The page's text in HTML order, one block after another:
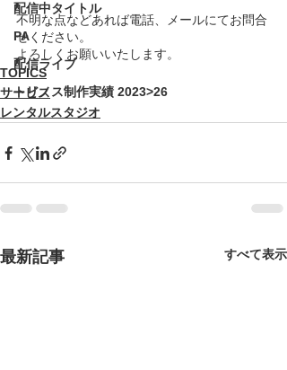
配信中タイトル
PA
配信ライブ
トリノス制作実績 2023>26
不明な点などあれば電話、メールにてお問合
せください。
よろしくお願いいたします。
TOPICS
サービス
レンタルスタジオ
最新記事 すべて表示